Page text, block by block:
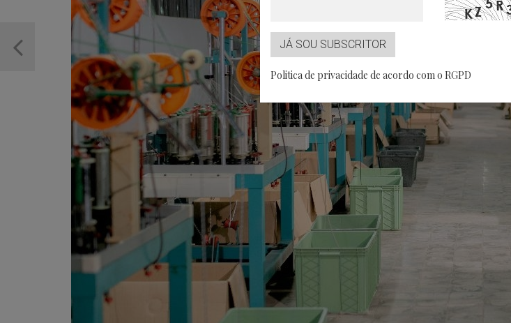
JÁ SOU SUBSCRITOR
Politica de privacidade de acordo com o RGPD